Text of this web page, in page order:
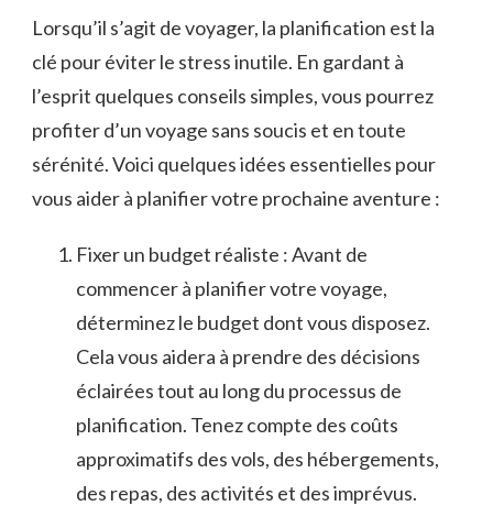
Lorsqu’il ⁤s’agit⁤ de voyager, la planification est la
clé ⁤pour éviter ‌le⁤ stress inutile. En gardant à
l’esprit quelques conseils simples,⁢ vous pourrez⁢
profiter ‍d’un voyage sans soucis et en toute⁢
sérénité. Voici⁣ quelques​ idées essentielles‌ pour
‌vous aider à planifier votre ⁤prochaine aventure :
Fixer un budget‍ réaliste : ⁣Avant de
commencer à planifier ⁤votre voyage,
déterminez le budget dont vous disposez.⁣
Cela vous ⁣aidera⁤ à prendre‍ des ‌décisions
éclairées tout ‍au long du processus de
planification. Tenez compte des ⁣coûts
approximatifs des vols, des⁤ hébergements,
des repas, des activités et⁤ des imprévus.